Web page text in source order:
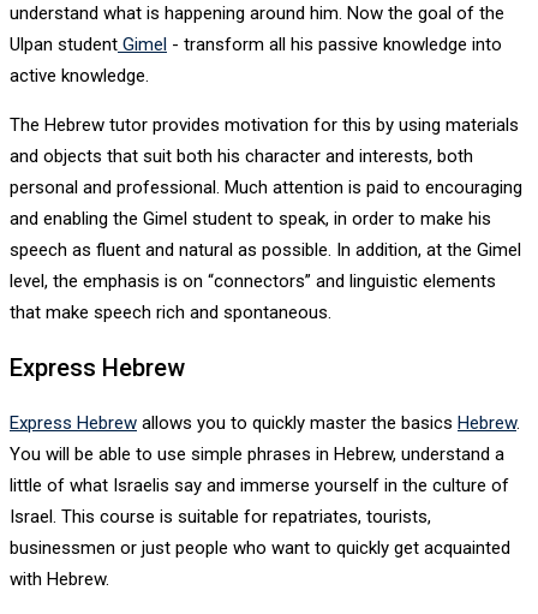
understand what is happening around him. Now the goal of the
Ulpan student Gimel - transform all his passive knowledge into
active knowledge.
The Hebrew tutor provides motivation for this by using materials
and objects that suit both his character and interests, both
personal and professional. Much attention is paid to encouraging
and enabling the Gimel student to speak, in order to make his
speech as fluent and natural as possible. In addition, at the Gimel
level, the emphasis is on “connectors” and linguistic elements
that make speech rich and spontaneous.
Express Hebrew
Express Hebrew allows you to quickly master the basics Hebrew.
You will be able to use simple phrases in Hebrew, understand a
little of what Israelis say and immerse yourself in the culture of
Israel. This course is suitable for repatriates, tourists,
businessmen or just people who want to quickly get acquainted
with Hebrew.